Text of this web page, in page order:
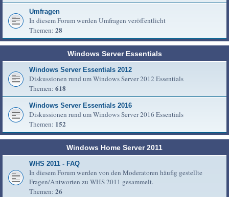
Umfragen
In diesem Forum werden Umfragen veröffentlicht
Themen: 28
Windows Server Essentials
Windows Server Essentials 2012
Diskussionen rund um Windows Server 2012 Essentials
Themen: 618
Windows Server Essentials 2016
Diskussionen rund um Windows Server 2016 Essentials
Themen: 152
Windows Home Server 2011
WHS 2011 - FAQ
In diesem Forum werden von den Moderatoren häufig gestellte
Fragen/Antworten zu WHS 2011 gesammelt.
Themen: 26